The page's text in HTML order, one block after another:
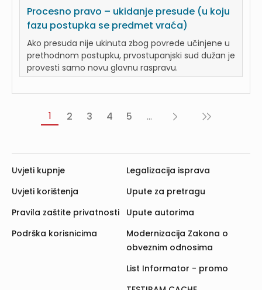
Procesno pravo – ukidanje presude (u koju
fazu postupka se predmet vraća)
Ako presuda nije ukinuta zbog povrede učinjene u
prethodnom postupku, prvostupanjski sud dužan je
provesti samo novu glavnu raspravu.
1 2 3 4 5 ...
Sljedeća
Posljednja
Uvjeti kupnje
Uvjeti korištenja
Pravila zaštite privatnosti
Podrška korisnicima
Legalizacija isprava
Upute za pretragu
Upute autorima
Modernizacija Zakona o
obveznim odnosima
List Informator - promo